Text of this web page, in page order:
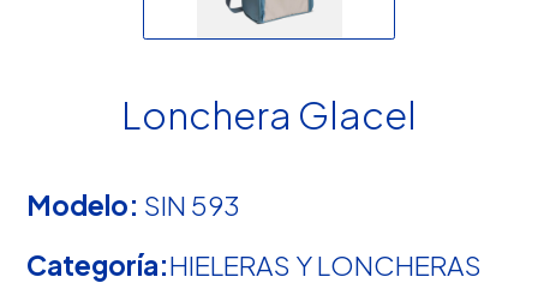
Lonchera Glacel
Modelo: SIN 593
Categoría:HIELERAS Y LONCHERAS